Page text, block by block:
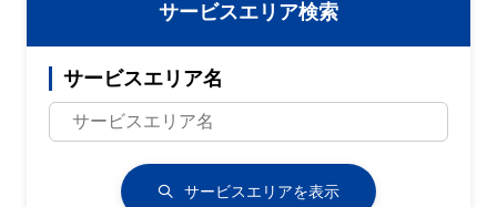
サービスエリア検索
サービスエリア名
サービスエリアを表示